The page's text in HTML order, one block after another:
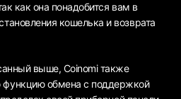
как она понадобится вам в
кошелька и возврата
выше, Coinomi также
функцию обмена с поддержкой